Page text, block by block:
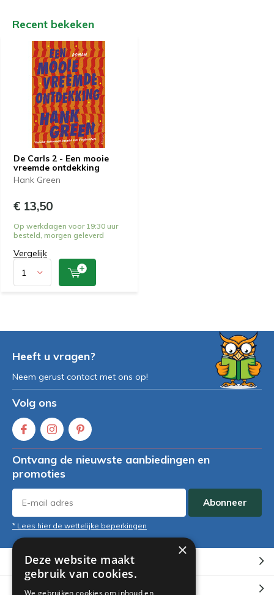
Recent bekeken
De Carls 2 - Een mooie
vreemde ontdekking
Hank Green
€ 13,50
Op werkdagen voor 19:30 uur
besteld, morgen geleverd
Vergelijk
Heeft u vragen?
Neem gerust contact met ons op!
Volg ons
Ontvang de nieuwste aanbiedingen en
promoties
Abonneer
* Lees hier de wettelijke beperkingen
Klantenservice
Mijn account
×
Deze website maakt
gebruik van cookies.
We gebruiken cookies om inhoud en